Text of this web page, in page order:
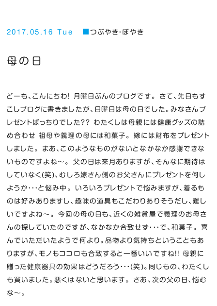
2017.05.16 Tue つぶやき・ぼやき
母の日
どーも、こんにちわ！ 月曜日ぶんのブログです。 さて、先日もす
こしブログに書きましたが、日曜日は母の日でした。みなさんプ
レゼントばっちりでした？？ わたくしは母親には健康グッズの詰
め合わせ 祖母や義理の母には和菓子。 嫁には財布をプレゼント
しました。 まあ、このようなものがないとなかなか感謝できな
いものですよね～。 父の日は来月ありますが、そんなに期待は
していなく(笑)、むしろ嫁さん側のお父さんにプレゼントを何し
ようか・・・と悩み中。 いろいろプレゼントで悩みますが、着るも
のは好みありますし、趣味の道具もこだわりありそうだし、難し
いですよね～。 今回の母の日も、近くの雑貨屋で義理のお母さ
んの探していたのですが、なかなか合致せず・・・で、和菓子。 喜
んでいただいたようで何より。品物より気持ちということもあ
りますが、モノもココロも合致すると一番いいですね！！ 母親に
贈った健康器具の効果はどうだろう・・・(笑)。同じもの、わたくし
も買いました。悪くはないと思います。 さあ、次の父の日、悩む
な～。